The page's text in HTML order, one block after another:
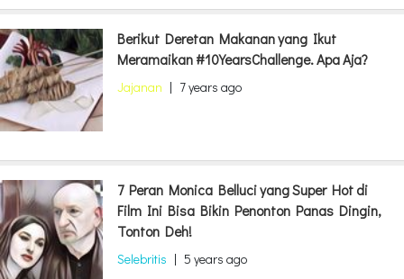
Berikut Deretan Makanan yang Ikut
Meramaikan #10YearsChallenge. Apa Aja?
Jajanan | 7 years ago
7 Peran Monica Belluci yang Super Hot di
Film Ini Bisa Bikin Penonton Panas Dingin,
Tonton Deh!
Selebritis | 5 years ago